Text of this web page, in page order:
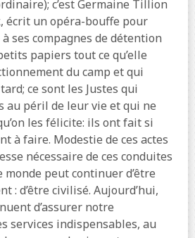
c’est Germaine Tillion
écrit un opéra-bouffe pour
ses compagnes de détention
papiers tout ce qu’elle
du camp et qui
ce sont les Justes qui
au péril de leur vie et qui ne
les félicite: ils ont fait si
à faire. Modestie de ces actes
nécessaire de ces conduites
peut continuer d’être
: d’être civilisé. Aujourd’hui,
d’assurer notre
services indispensables, au